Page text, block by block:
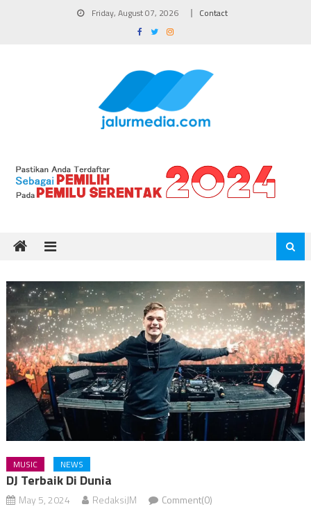
Friday, August 07, 2026 Contact
MUSIC NEWS
DJ Terbaik Di Dunia
May 5, 2024 RedaksiJM Comment(0)